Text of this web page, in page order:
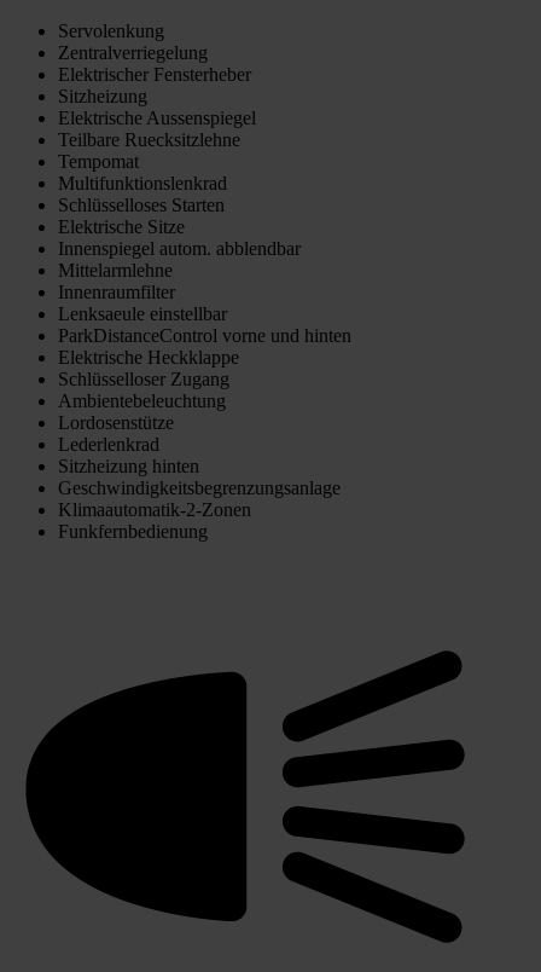
Servolenkung
Zentralverriegelung
Elektrischer Fensterheber
Sitzheizung
Elektrische Aussenspiegel
Teilbare Ruecksitzlehne
Tempomat
Multifunktionslenkrad
Schlüsselloses Starten
Elektrische Sitze
Innenspiegel autom. abblendbar
Mittelarmlehne
Innenraumfilter
Lenksaeule einstellbar
ParkDistanceControl vorne und hinten
Elektrische Heckklappe
Schlüsselloser Zugang
Ambientebeleuchtung
Lordosenstütze
Lederlenkrad
Sitzheizung hinten
Geschwindigkeitsbegrenzungsanlage
Klimaautomatik-2-Zonen
Funkfernbedienung